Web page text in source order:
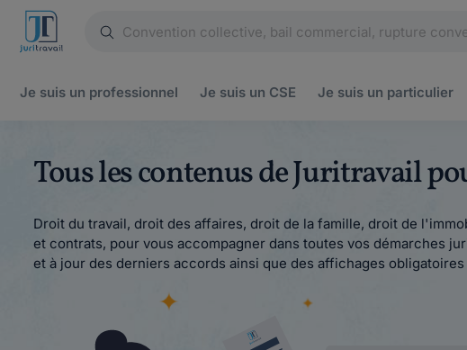
Je suis un professionnel Je suis un CSE Je suis un particulier
Tous les contenus de Juritravail
Droit du travail, droit des affaires, droit de la famille, droit de
et contrats, pour vous accompagner dans toutes vos démarches
et à jour des derniers accords ainsi que des affichages